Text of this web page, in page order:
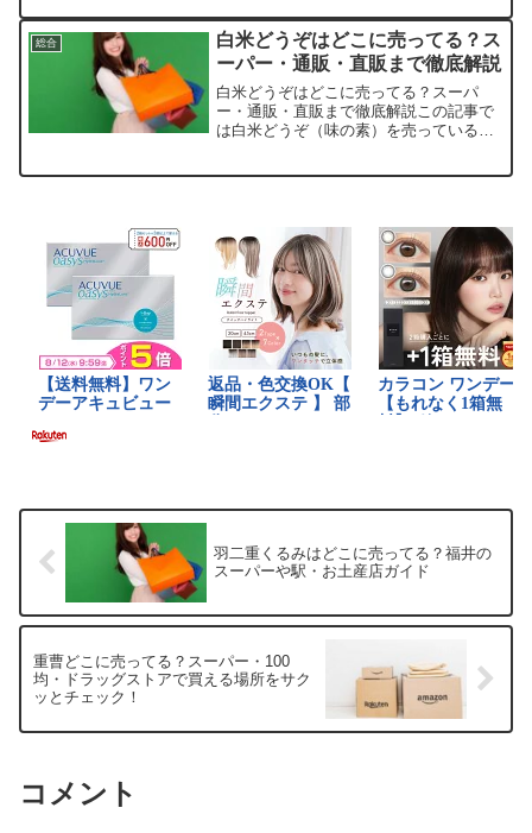
る場所などを手短に紹介します。毎日の
ヘアセットが楽にな...
総合
白米どうぞはどこに売ってる？ス
ーパー・通販・直販まで徹底解説
白米どうぞはどこに売ってる？スーパ
ー・通販・直販まで徹底解説この記事で
は白米どうぞ（味の素）を売っている取
羽二重くるみはどこに売ってる？福井の
スーパーや駅・お土産店ガイド
重曹どこに売ってる？スーパー・100
均・ドラッグストアで買える場所をサク
ッとチェック！
コメント